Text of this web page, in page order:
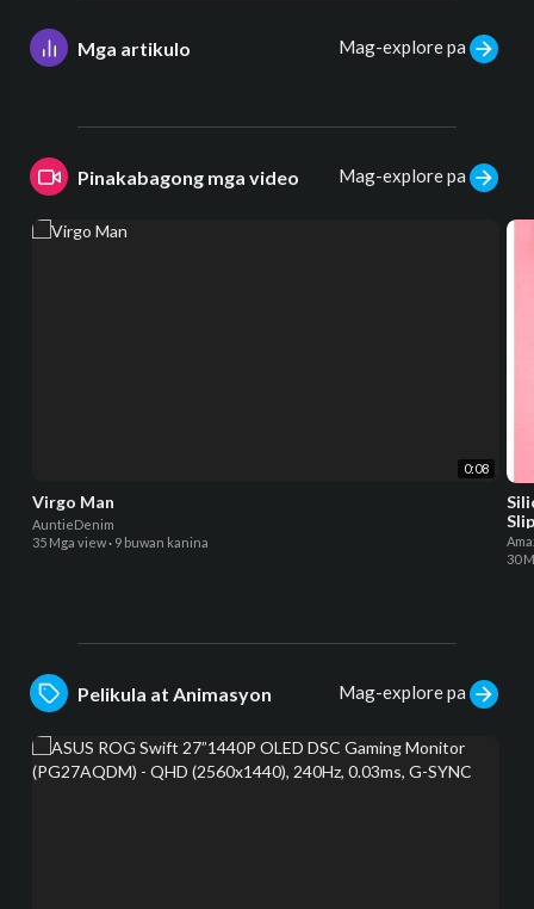
Mga artikulo Mag-explore pa
Pinakabagong mga video Mag-explore pa
0:08
Virgo Man
AuntieDenim
35 Mga view· 9 buwan kanina
30
Pelikula at Animasyon Mag-explore pa